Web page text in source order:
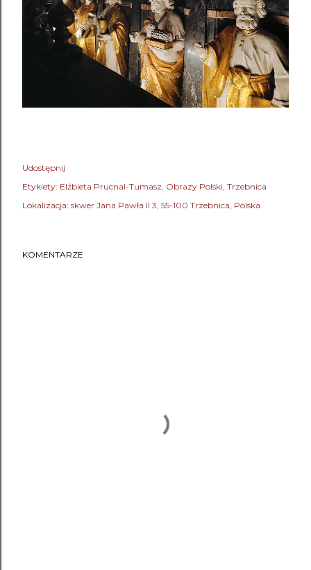
Udostępnij
Etykiety: Elżbieta Prucnal-Tumasz Obrazy Polski Trzebnica
Lokalizacja: skwer Jana Pawła II 3, 55-100 Trzebnica, Polska
KOMENTARZE